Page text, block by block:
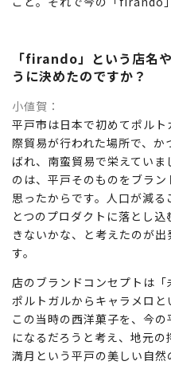
「firando」という店名
うに決めたのですか？
小値賀
平戸市は日本で初めてポル
際貿易が行われた場所で、
ばれ、南蛮貿易で栄えてい
のは、平戸そのものをブラ
思ったからです。人口が減
とつのプロダクトに落とし
きないかな、と考えたのが
す。
店のブランドコンセプトは
ポルトガルからキャラメロと
この当時の西洋菓子を、今
になるだろうと考え、地元の
満月という平戸の美しい自